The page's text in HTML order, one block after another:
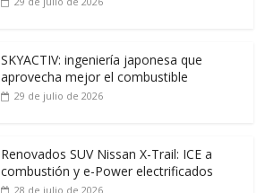
SKYACTIV: ingeniería japonesa que
aprovecha mejor el combustible
29 de julio de 2026
Renovados SUV Nissan X-Trail: ICE a
combustión y e-Power electrificados
28 de julio de 2026